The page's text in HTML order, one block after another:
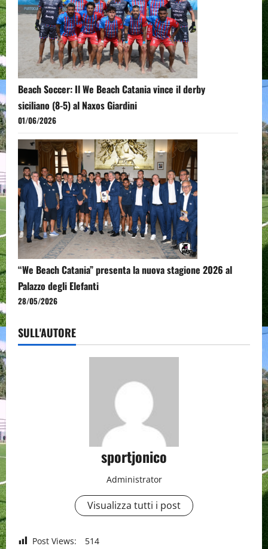
Beach Soccer: Il We Beach Catania vince il derby
siciliano (8-5) al Naxos Giardini
01/06/2026
“We Beach Catania” presenta la nuova stagione 2026 al
Palazzo degli Elefanti
28/05/2026
SULL'AUTORE
sportjonico
Administrator
Visualizza tutti i post
Post Views: 514